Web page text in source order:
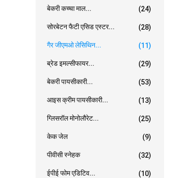
बेकरी कच्चा माल... (24)
सोरबेटन फैटी एसिड एस्टर... (28)
गैर जीएमओ लेसिथिन... (11)
ब्रेड इमल्सीफायर... (29)
बेकरी पायसीकारी... (53)
आइस क्रीम पायसीकारी... (13)
ग्लिसरॉल मोनोलौरेट... (25)
केक जेल (9)
पीवीसी स्नेहक (32)
ईपीई फोम एडिटिव... (10)